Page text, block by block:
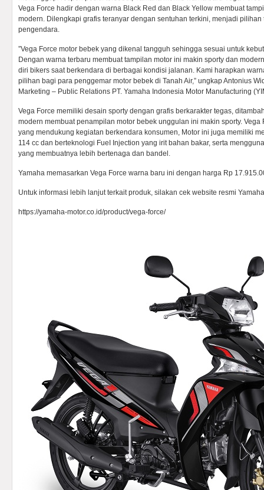
Vega Force hadir dengan warna Black Red dan Black Yellow membuat
modern. Dilengkapi grafis teranyar dengan sentuhan terkini, menjadi
pengendara.
”Vega Force motor bebek yang dikenal tangguh sehingga sesuai untuk
Dengan warna terbaru membuat tampilan motor ini makin sporty dan
diri bikers saat berkendara di berbagai kondisi jalanan. Kami harapkan
pilihan bagi para penggemar motor bebek di Tanah Air,” ungkap Antonius
Marketing – Public Relations PT. Yamaha Indonesia Motor Manufacturing
Vega Force memiliki desain sporty dengan grafis berkarakter tegas,
modern membuat penampilan motor bebek unggulan ini makin sporty.
yang mendukung kegiatan berkendara konsumen, Motor ini juga memiliki
114 cc dan berteknologi FueI Injection yang irit bahan bakar, serta
yang membuatnya lebih bertenaga dan bandel.
Yamaha memasarkan Vega Force warna baru ini dengan harga Rp
Untuk informasi lebih lanjut terkait produk, silakan cek website resmi
https://yamaha-motor.co.id/product/vega-force/